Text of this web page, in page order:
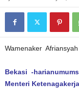
Wamenaker
Bekasi -
Menteri